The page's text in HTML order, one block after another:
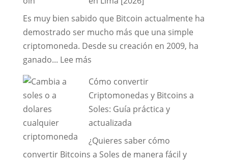
Mejor
Tipo
de
PayPal
a
Bitcoin
Guía
Es muy bien sabido que Bitcoin actualmente ha
demostrado ser mucho más que una simple
criptomoneda. Desde su creación en 2009, ha
ganado... Lee más:
cambiar
Bitcoin
y
USDT
en
Lima
Cómo convertir
Criptomonedas y Bitcoins a
Soles: Guía práctica y
actualizada
¿Quieres saber cómo
convertir Bitcoins a Soles de manera fácil y